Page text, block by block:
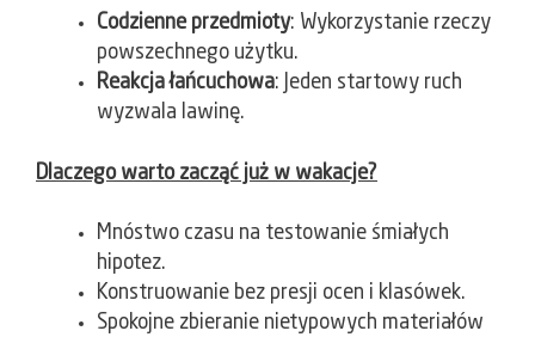
Codzienne przedmioty: Wykorzystanie rzeczy
powszechnego użytku.
Reakcja łańcuchowa: Jeden startowy ruch
wyzwala lawinę.
Dlaczego warto zacząć już w wakacje?
Mnóstwo czasu na testowanie śmiałych
hipotez.
Konstruowanie bez presji ocen i klasówek.
Spokojne zbieranie nietypowych materiałów